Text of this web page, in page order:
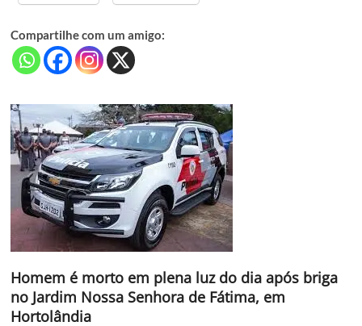
Compartilhe com um amigo:
Homem é morto em plena luz do dia após briga
no Jardim Nossa Senhora de Fátima, em
Hortolândia